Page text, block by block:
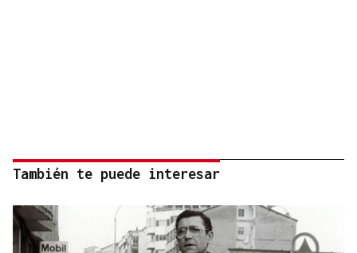
También te puede interesar